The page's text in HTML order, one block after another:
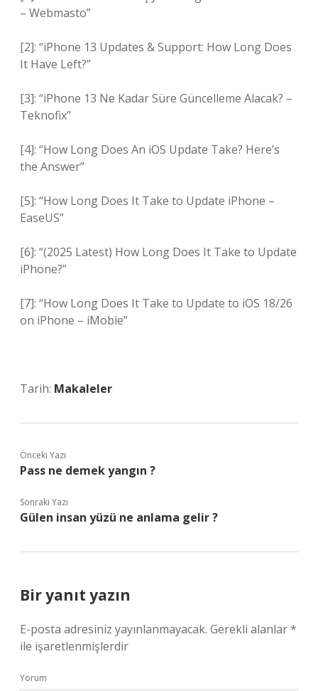
– Webmasto”
[2]: “iPhone 13 Updates & Support: How Long Does
It Have Left?”
[3]: “iPhone 13 Ne Kadar Süre Güncelleme Alacak? –
Teknofix”
[4]: “How Long Does An iOS Update Take? Here’s
the Answer”
[5]: “How Long Does It Take to Update iPhone –
EaseUS”
[6]: “(2025 Latest) How Long Does It Take to Update
iPhone?”
[7]: “How Long Does It Take to Update to iOS 18/26
on iPhone – iMobie”
Tarih: Makaleler
Önceki Yazı
Pass ne demek yangın ?
Sonraki Yazı
Gülen insan yüzü ne anlama gelir ?
Bir yanıt yazın
E-posta adresiniz yayınlanmayacak. Gerekli alanlar*
ile işaretlenmişlerdir
Yorum